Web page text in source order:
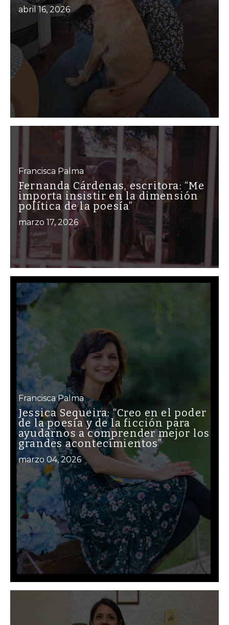
abril 16, 2026
Francisca Palma
Fernanda Cárdenas, escritora: “Me
importa insistir en la dimensión
política de la poesía”
marzo 17, 2026
Francisca Palma
Jessica Sequeira: “Creo en el poder
de la poesía y de la ficción para
ayudarnos a comprender mejor los
grandes acontecimientos”
marzo 04, 2026